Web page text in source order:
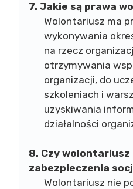
7. Jakie są prawa
Wolontariusz ma
wykonywania
na rzecz
otrzymywania
organizacji, do
szkoleniach i
uzyskiwania
działalności
8. Czy wolontariusz
zabezpieczenia
Wolontariusz nie